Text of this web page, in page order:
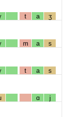
t a ʒ
m a s
t a s
ɑ j